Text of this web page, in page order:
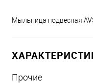
Мыльница подвесная
Прочие